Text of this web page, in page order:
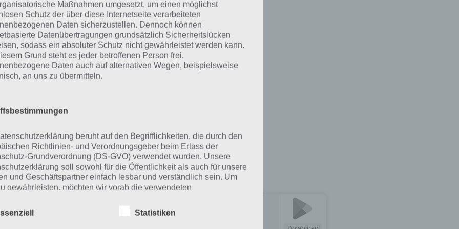
Spielfilm für Android
TV SPIELFILM - TV-Programm
Maßnahmen umgesetzt, um einen möglichst
Schutz der über diese Internetseite verarbeiteten
Daten sicherzustellen. Dennoch können
Datenübertragungen grundsätzlich Sicherheitslücken
sodass ein absoluter Schutz nicht gewährleistet werden kann.
Grund steht es jeder betroffenen Person frei,
Daten auch auf alternativen Wegen, beispielsweise
an uns zu übermitteln.
beruht auf den Begrifflichkeiten, die durch den
Richtlinien- und Verordnungsgeber beim Erlass der
Grundverordnung (DS-GVO) verwendet wurden. Unsere
soll sowohl für die Öffentlichkeit als auch für unsere
und Geschäftspartner einfach lesbar und verständlich sein. Um
gewährleisten, möchten wir vorab die verwendeten
in dieser Datenschutzerklärung unter anderem die
Statistiken